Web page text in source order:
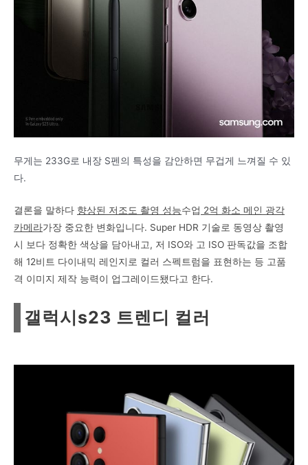
무게는 233G로 내장 S펜의 특성을 감안하면 무겁게 느껴질 수 있
다.
결론을 말하다 향상된 저조도 촬영 성능수업 2억 화소 메인 광각
카메라가장 중요한 변화입니다. Super HDR 기술로 동영상 촬영
시 보다 정확한 색상을 담아내고, 저 ISO와 고 ISO 판독값을 조합
해 12비트 다이내믹 레인지로 컬러 스펙트럼을 표현하는 등 고품
격 이미지 제작 능력이 업그레이드됐다고 한다.
갤럭시s23 트렌디 컬러